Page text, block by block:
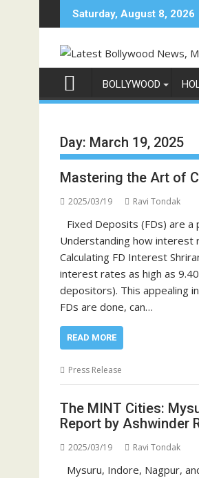
to
Saturday, August 8, 2026
अनिल कपूर होस्ट करेंगे भारत का सबसे बड़ा
BOLLYWOOD
Day: March 19, 2025
Mastering the Art of
2025/03/19 Ravi Tondak
Fixed Deposits (FDs) are
Understanding how interest
Calculating FD Interest
interest rates as high as
depositors). This appealing
FDs are done, can…
READ MORE
Press Release
The MINT Cities:
Report by Ashwinder
2025/03/19 Ravi Tondak
Mysuru, Indore, Nagpur,